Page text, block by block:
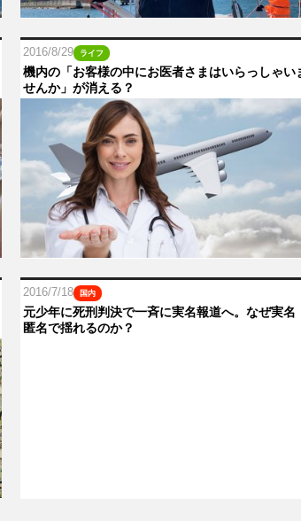
2016/8/29 ライフ
機内の「お客様の中にお医者さまはいらっしゃい
せんか」が消える？
2016/7/18 国内
元少年に死刑判決で一斉に実名報道へ。なぜ実名
匿名で揺れるのか？